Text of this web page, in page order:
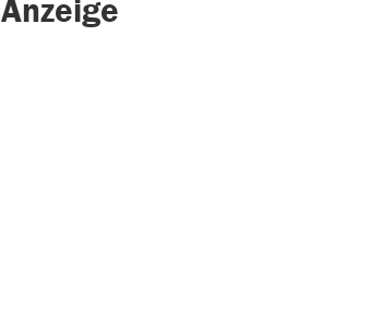
Anzeige